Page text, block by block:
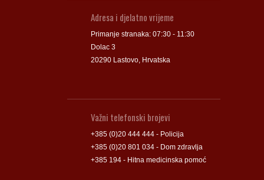
Adresa i djelatno vrijeme
Primanje stranaka: 07:30 - 11:30
Dolac 3
20290 Lastovo, Hrvatska
Važni telefonski brojevi
+385 (0)20 444 444 - Policija
+385 (0)20 801 034 - Dom zdravlja
+385 194 - Hitna medicinska pomoć